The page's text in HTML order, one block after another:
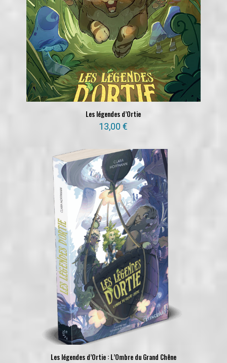
Les légendes d’Ortie
13,00€
Les légendes d’Ortie : L’Ombre du Grand Chêne